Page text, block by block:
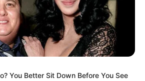
vídeo e gera choque nas redes
— Foto/Reprodução.
desesperador onde cobra entra no ouvido
“Como consegue?”
You Better Sit Down Before You See